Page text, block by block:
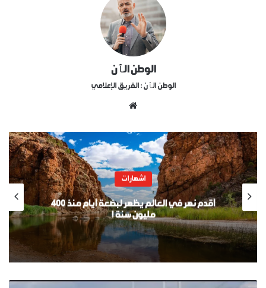
الوطن الٱن
الوطن الٱن : الفريق الإعلامي
اشهارات
أقدم نهر في العالم يظهر لبضعة أيام منذ 400
مليون سنة !